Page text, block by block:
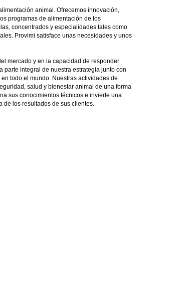
animal. Ofrecemos innovación,
programas de alimentación de los
concentrados y especialidades tales como
Provimi satisface unas necesidades y unos
mercado y en la capacidad de responder
integral de nuestra estrategia junto con
todo el mundo. Nuestras actividades de
salud y bienestar animal de una forma
sus conocimientos técnicos e invierte una
de los resultados de sus clientes.